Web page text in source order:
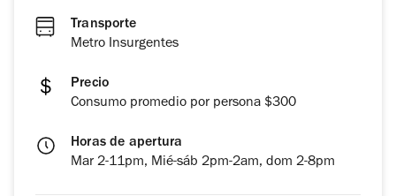
Transporte
Metro Insurgentes
Precio
Consumo promedio por persona $300
Horas de apertura
Mar 2-11pm, Mié-sáb 2pm-2am, dom 2-8pm